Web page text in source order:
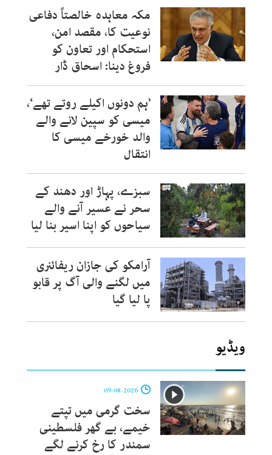
مکہ معاہدہ خالصتاً دفاعی
نوعیت کا، مقصد امن،
استحکام اور تعاون کو
فروغ دینا: اسحاق ڈار
’ہم دونوں اکیلے روتے تھے‘،
میسی کو سپین لانے والے
والد خورخے میسی کا
انتقال
سبزے، پہاڑ اور دھند کے
سحر نے عسیر آنے والے
سیاحوں کو اپنا اسیر بنا لیا
آرامکو کی جازان ریفائنری
میں لگنے والی آگ پر قابو
پا لیا گیا
ویڈیو
سخت گرمی میں تپتے
خیمے، بے گھر فلسطینی
سمندر کا رخ کرنے لگے